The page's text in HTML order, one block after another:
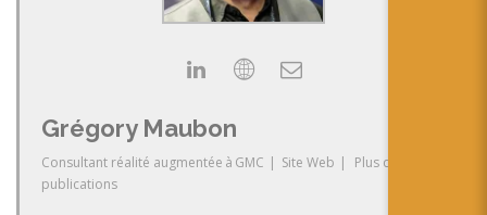
Grégory Maubon
Consultant réalité augmentée à GMC | Site Web |
Plus de
publications